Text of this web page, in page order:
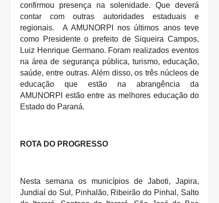
confirmou presença na solenidade. Que deverá
contar com outras autoridades estaduais e
regionais.
A AMUNORPI nos últimos anos teve
como Presidente o prefeito de Siqueira Campos,
Luiz Henrique Germano. Foram realizados eventos
na área de segurança pública, turismo, educação,
saúde, entre outras. Além disso, os três núcleos de
educação que estão na abrangência da
AMUNORPI estão entre as melhores educação do
Estado do Paraná.
ROTA DO PROGRESSO
Nesta semana os municípios de Jaboti, Japira,
Jundiaí do Sul, Pinhalão, Ribeirão do Pinhal, Salto